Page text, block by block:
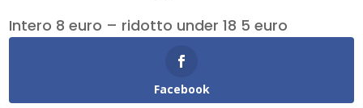
Intero 8 euro – ridotto under 18 5 euro
Facebook